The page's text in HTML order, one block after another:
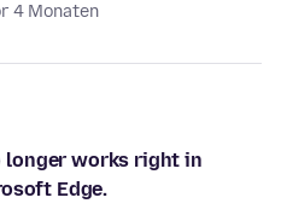
4 Monaten
longer works right in
Edge.